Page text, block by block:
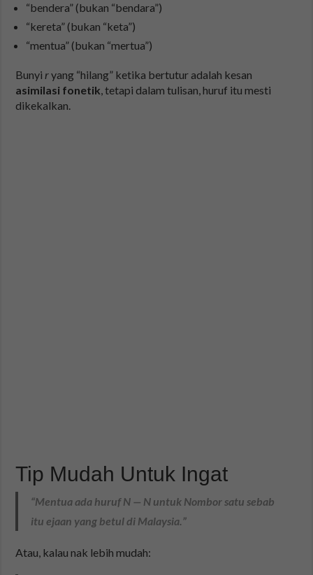
“bendera” (bukan “bendara”)
“kereta” (bukan “keta”)
“mentua” (bukan “mertua”)
Bunyi ryang “hilang” ketika bertutur adalah kesan
asimilasi fonetik, tetapi dalam tulisan, huruf itu mesti
dikekalkan.
Tip Mudah Untuk Ingat
“Mentua ada huruf N — N untuk Nombor satu sebab
itu ejaan yang betul di Malaysia.”
Atau, kalau nak lebih mudah: